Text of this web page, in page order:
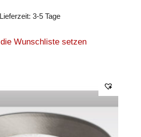
Lieferzeit:3-5 Tage
Wunschliste setzen